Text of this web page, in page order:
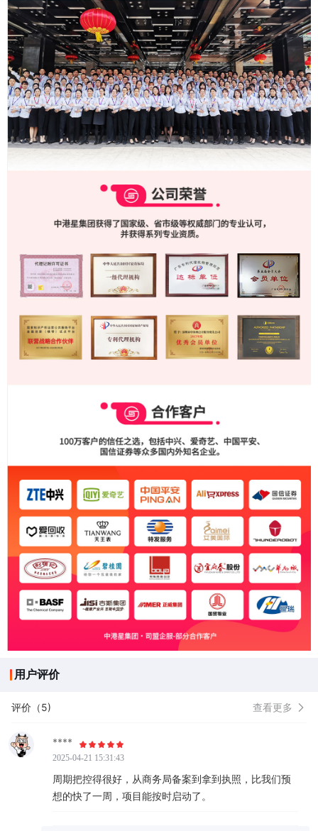
用户评价
评价（5) 查看更多
****
2025-04-21 15:31:43
周期把控得很好，从商务局备案到拿到执照，比我们预
想的快了一周，项目能按时启动了。